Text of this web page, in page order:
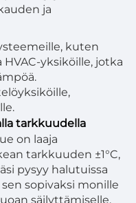
ja
kuten
yksiköille, jotka
tarkkuudella
on laaja
tarkkuuden ±1°C,
pysyy halutuissa
sopivaksi monille
säilyttämiselle,